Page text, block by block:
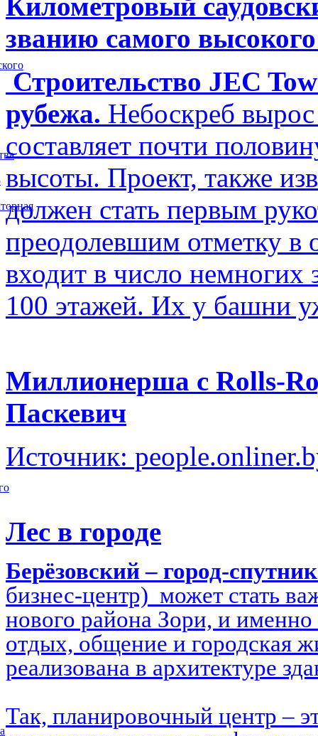
Километровый
званию самого
Строительство JEC
рубежа. Небоскреб
составляет почти
высоты. Проект, также
должен стать первым
преодолевшим отметку в
входит в число
100 этажей. Их у башни
Миллионерша с Rolls-
Паскевич
Источник:
Лес в городе
Берёзовский – город-
бизнес-центр) может стать
нового района Зори, и именно
отдых, общение и городская
реализована в архитектуре
Так, планировочный центр –